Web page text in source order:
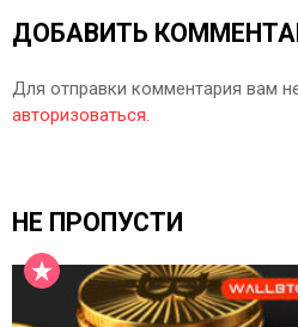
ДОБАВИТЬ
Для отправки комментария вам
авторизоваться.
НЕ ПРОПУСТИ